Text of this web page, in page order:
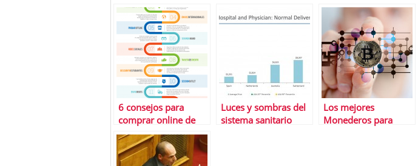
necesitas saber
6 consejos para
comprar online de
manera segura
Luces y sombras del
sistema sanitario
Los mejores
Monederos para